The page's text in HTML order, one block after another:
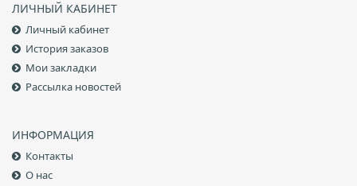
ЛИЧНЫЙ КАБИНЕТ
Личный кабинет
История заказов
Мои закладки
Рассылка новостей
ИНФОРМАЦИЯ
Контакты
О нас